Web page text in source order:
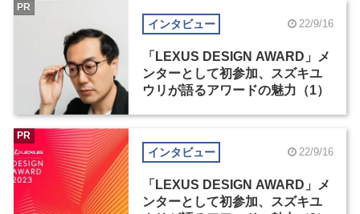
インタビュー 22/9/16
「LEXUS DESIGN AWARD」メ
ンターとして初参加、スズキユ
ウリが語るアワードの魅力（1）
PR
インタビュー 22/9/16
「LEXUS DESIGN AWARD」メ
ンターとして初参加、スズキユ
PR